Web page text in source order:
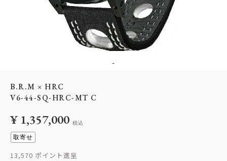
-
B.R.M × HRC
V6-44-SQ-HRC-MT C
¥ 1,357,000 税込
取寄せ
13,570